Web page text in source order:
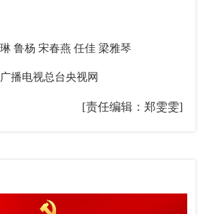
杨 宋春燕 任佳 梁雅琴
电视总台央视网
[责任编辑：郑雯雯]